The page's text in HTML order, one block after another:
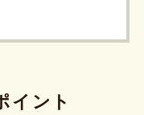
イント